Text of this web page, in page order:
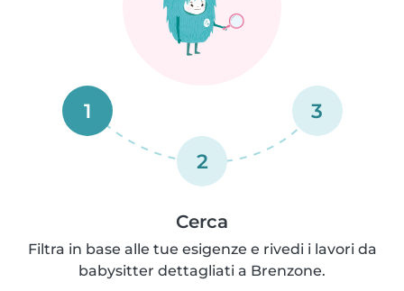
1
2
3
Cerca
Filtra in base alle tue esigenze e rivedi i lavori da
babysitter dettagliati a Brenzone.